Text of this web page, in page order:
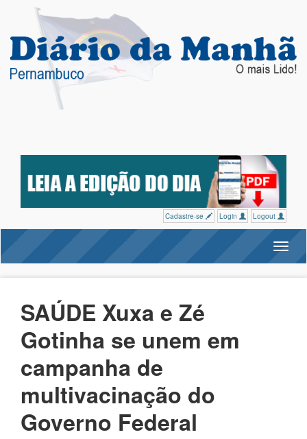
Cadastre-se Login Logout
SAÚDE Xuxa e Zé
Gotinha se unem em
campanha de
multivacinação do
Governo Federal